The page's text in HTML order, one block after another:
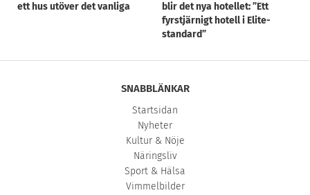
ett hus utöver det vanliga
blir det nya hotellet: ”Ett
fyrstjärnigt hotell i Elite-
standard”
SNABBLÄNKAR
Startsidan
Nyheter
Kultur & Nöje
Näringsliv
Sport & Hälsa
Vimmelbilder